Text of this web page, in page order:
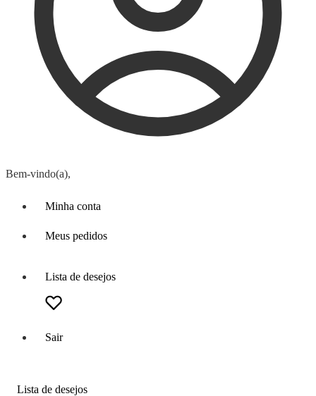
Bem-vindo(a),
Minha conta
Meus pedidos
Lista de desejos
Sair
Lista de desejos